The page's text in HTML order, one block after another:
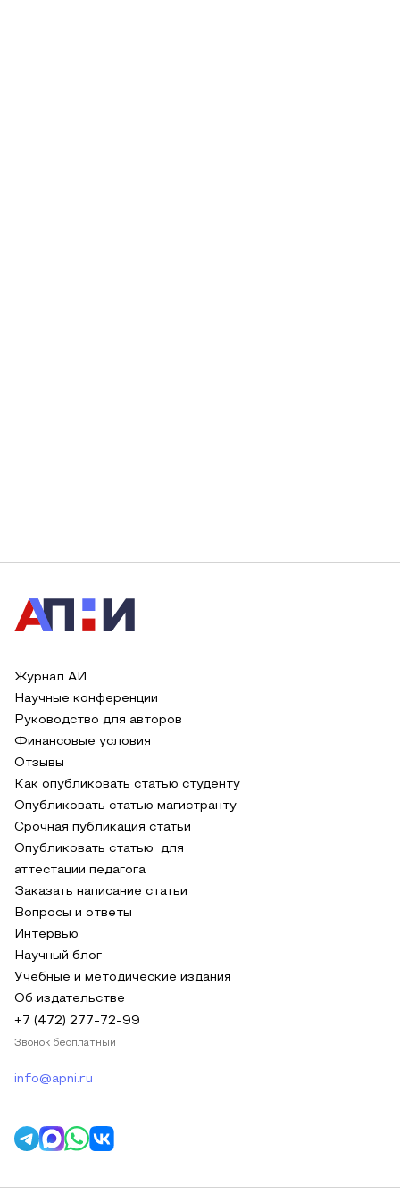
Журнал АИ
Научные конференции
Руководство для авторов
Финансовые условия
Отзывы
Как опубликовать статью студенту
Опубликовать статью магистранту
Срочная публикация статьи
Опубликовать статью для
аттестации педагога
Заказать написание статьи
Вопросы и ответы
Интервью
Научный блог
Учебные и методические издания
Об издательстве
+7 (472) 277-72-99
Звонок бесплатный
info@apni.ru